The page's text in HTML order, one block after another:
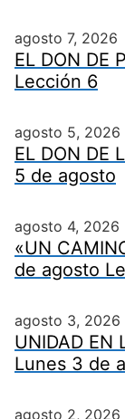
agosto 7, 2026
EL DON DE
Lección 6
agosto 5, 2026
EL DON DE
5 de agosto
agosto 4, 2026
«UN
de agosto
agosto 3, 2026
UNIDAD EN
Lunes 3 de
agosto 2, 2026